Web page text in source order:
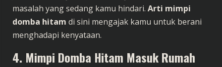
masalah yang sedang kamu hindari. Arti mimpi
domba hitam di sini mengajak kamu untuk berani
menghadapi kenyataan.
4. Mimpi Domba Hitam Masuk Rumah